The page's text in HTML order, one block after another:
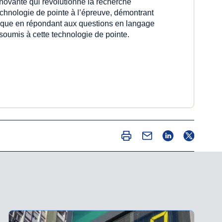
de pointe à l’épreuve, démontrant
en répondant aux questions en langage
à cette technologie de pointe.